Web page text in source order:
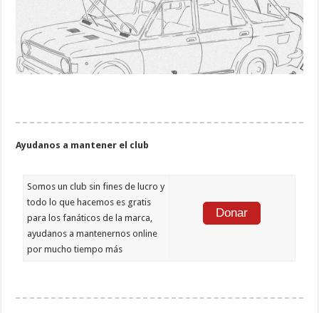
Ayudanos a mantener el club
Somos un club sin fines de lucro y
todo lo que hacemos es gratis
para los fanáticos de la marca,
ayudanos a mantenernos online
por mucho tiempo más
Donar